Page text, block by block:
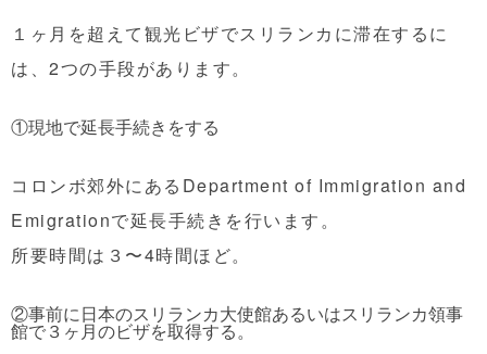
１ヶ月を超えて観光ビザでスリランカに滞在するに
は、2つの手段があります。
①現地で延長手続きをする
コロンボ郊外にあるDepartment of Immigration and
Emigrationで延長手続きを行います。
所要時間は３〜4時間ほど。
②事前に日本のスリランカ大使館あるいはスリランカ領事
館で３ヶ月のビザを取得する。